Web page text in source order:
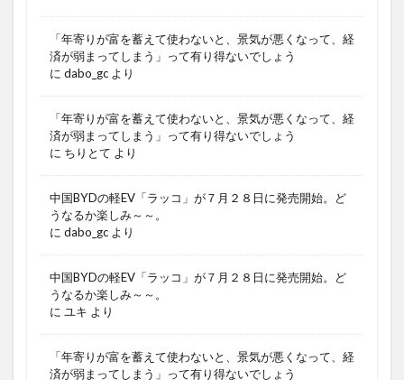
「年寄りが富を蓄えて使わないと、景気が悪くなって、経
済が弱まってしまう」って有り得ないでしょう
に dabo_gc より
「年寄りが富を蓄えて使わないと、景気が悪くなって、経
済が弱まってしまう」って有り得ないでしょう
に ちりとて より
中国BYDの軽EV「ラッコ」が７月２８日に発売開始。ど
うなるか楽しみ～～。
に dabo_gc より
中国BYDの軽EV「ラッコ」が７月２８日に発売開始。ど
うなるか楽しみ～～。
に ユキ より
「年寄りが富を蓄えて使わないと、景気が悪くなって、経
済が弱まってしまう」って有り得ないでしょう